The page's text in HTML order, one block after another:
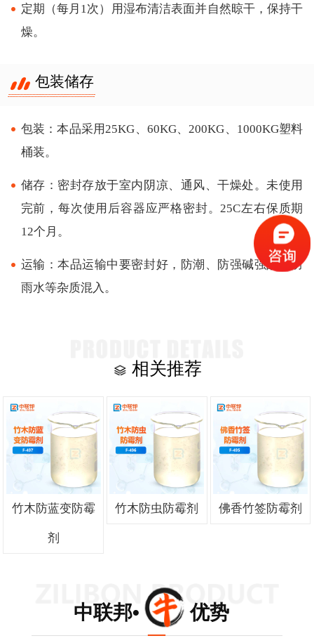
定期（每月1次）用湿布清洁表面并自然晾干，保持干
燥。
包装储存
包装：本品采用25KG、60KG、200KG、1000KG塑料
桶装。
储存：密封存放于室内阴凉、通风、干燥处。未使用
完前，每次使用后容器应严格密封。25C左右保质期
12个月。
运输：本品运输中要密封好，防潮、防强碱强酸及防
雨水等杂质混入。
相关推荐
竹木防蓝变防霉
剂
竹木防虫防霉剂 佛香竹签防霉剂
中联邦• 优势